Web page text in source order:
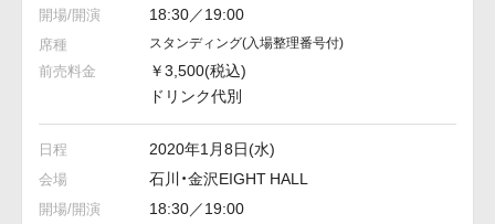
18:30／19:00
スタンディング(入場整理番号付)
￥3,500(税込)
ドリンク代別
2020年1月8日(水)
石川・金沢EIGHT HALL
18:30／19:00